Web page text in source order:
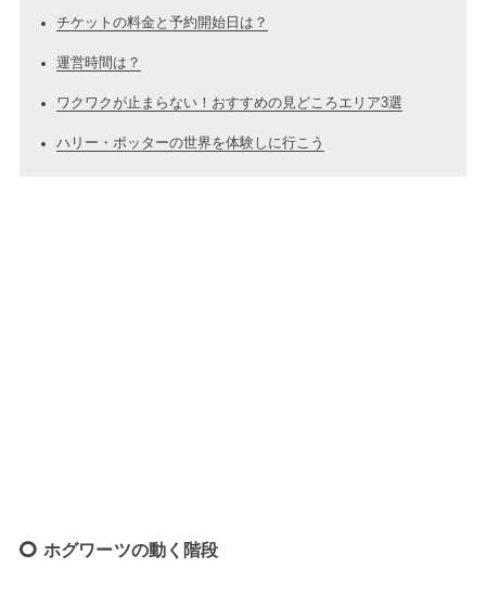
チケットの料金と予約開始日は？
運営時間は？
ワクワクが止まらない！おすすめの見どころエリア3選
ハリー・ポッターの世界を体験しに行こう
ホグワーツの動く階段